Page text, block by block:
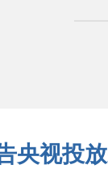
央视投